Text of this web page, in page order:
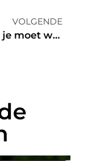
VOLGENDE
Alles wat je moet weten over Search Engine Optimization